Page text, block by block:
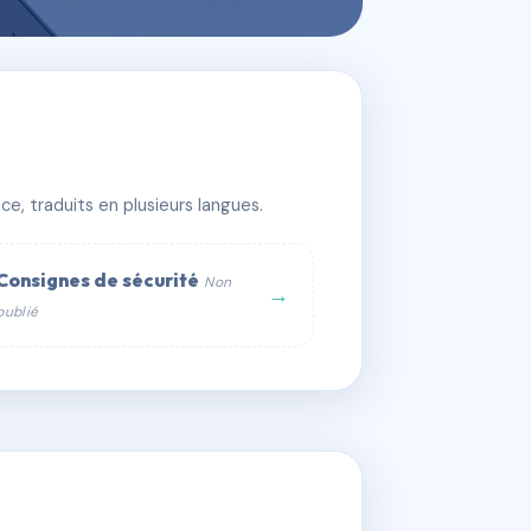
traduits en plusieurs langues.
de sécurité Non
→